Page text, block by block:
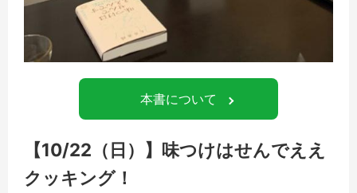
本書について
【10/22（日）】味つけはせんでええ
クッキング！